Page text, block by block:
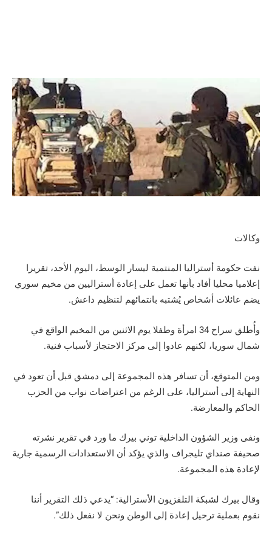
وكالات
نفت حكومة أستراليا المنتمية ليسار الوسط، اليوم الأحد، تقريرا
إعلاميا محليا أفاد بأنها تعمل على إعادة أستراليين من مخيم سوري
يضم عائلات أشخاص يُشتبه بانتمائهم لتنظيم داعش.
وأُطلق سراح 34 امرأة وطفلا يوم الاثنين من المخيم الواقع في
شمال سوريا، لكنهم عادوا إلى مركز الاحتجاز لأسباب فنية.
ومن المتوقع، أن تسافر هذه المجموعة إلى دمشق قبل أن تعود في
النهاية إلى أستراليا، على الرغم من اعتراضات نواب من الحزب
الحاكم والمعارضة.
ونفى وزير الشؤون الداخلية توني بيرك ما ورد في تقرير نشرته
صحيفة صنداي تليجراف والذي يؤكد أن الاستعدادات الرسمية جارية
لإعادة هذه المجموعة.
وقال بيرك لشبكة التلفزيون الأسترالية: “يدعي ذلك التقرير أننا
نقوم بعملية ترحيل إعادة إلى الوطن ونحن لا نفعل ذلك”.